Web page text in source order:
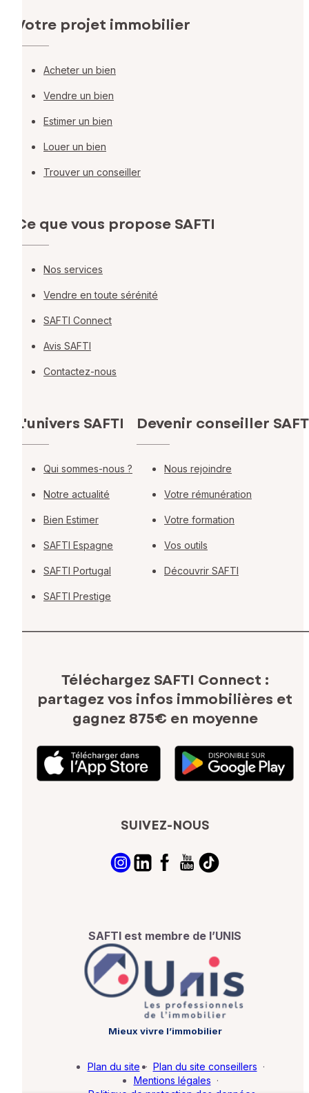
Votre projet immobilier
Acheter un bien
Vendre un bien
Estimer un bien
Louer un bien
Trouver un conseiller
Ce que vous propose SAFTI
Nos services
Vendre en toute sérénité
SAFTI Connect
Avis SAFTI
Contactez-nous
L'univers SAFTI
Qui sommes-nous ?
Notre actualité
Bien Estimer
SAFTI Espagne
SAFTI Portugal
SAFTI Prestige
Devenir conseiller
Nous rejoindre
Votre rémunération
Votre formation
Vos outils
Découvrir SAFTI
Téléchargez SAFTI Connect :
partagez vos infos immobilières et
gagnez 875€ en moyenne
SUIVEZ-NOUS
SAFTI est membre de l’UNIS
Mieux vivre l’immobilier
Plan du site · Plan du site conseillers ·
Mentions légales ·